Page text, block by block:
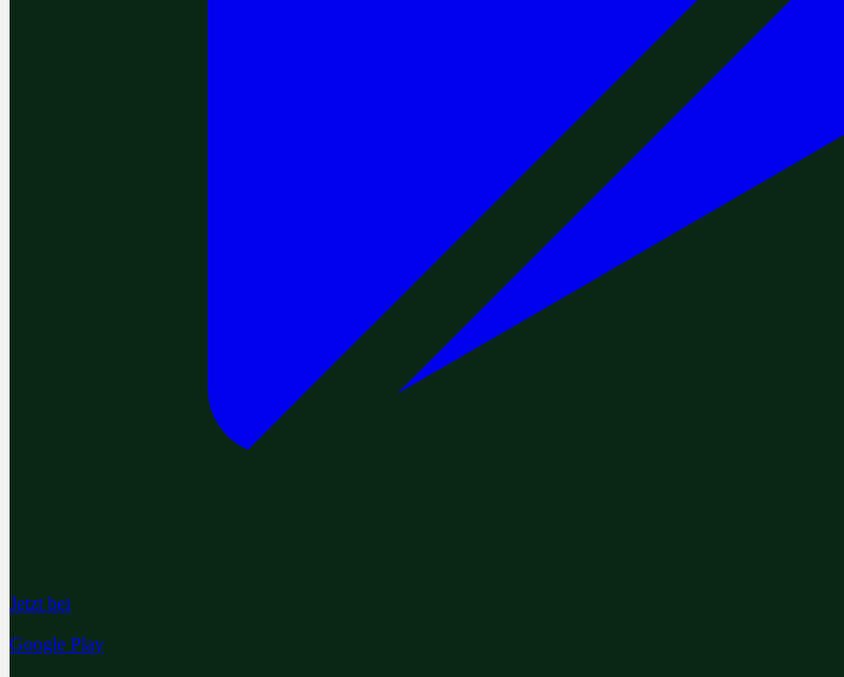
Jetzt bei
Google Play